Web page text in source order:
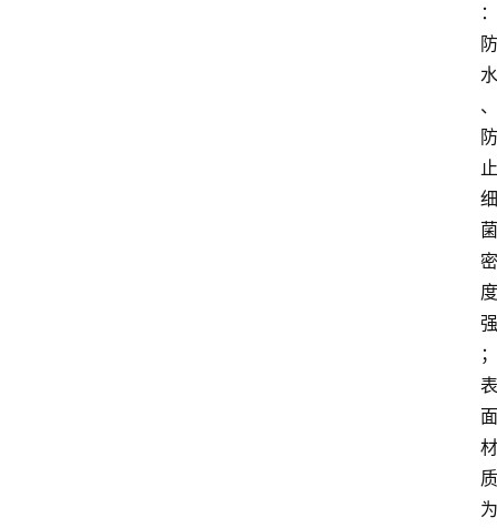
：
防
水
、
防
止
细
菌
密
度
强
；
表
面
材
质
为